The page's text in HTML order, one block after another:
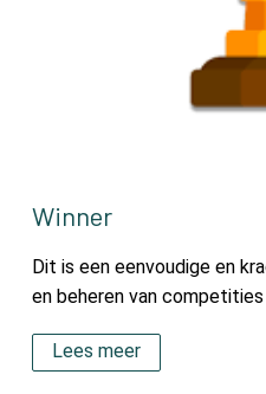
Winner
Dit is een eenvoudige en
en beheren van
Lees meer